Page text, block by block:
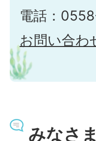
電話：
お問い合わ
みなさ